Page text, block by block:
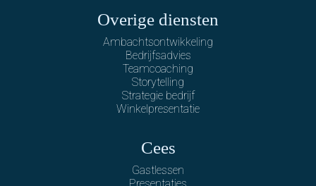
Overige diensten
Ambachtsontwikkeling
Bedrijfsadvies
Teamcoaching
Storytelling
Strategie bedrijf
Winkelpresentatie
Cees
Gastlessen